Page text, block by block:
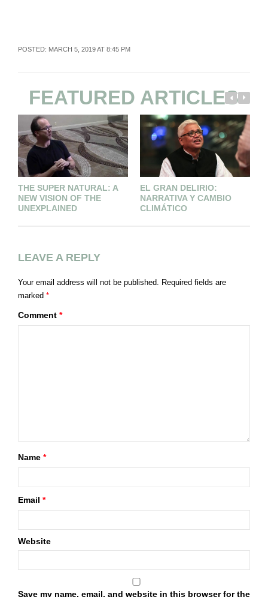
POSTED: MARCH 5, 2019 AT 8:45 PM
FEATURED ARTICLES
THE SUPER NATURAL: A
NEW VISION OF THE
UNEXPLAINED
EL GRAN DELIRIO:
NARRATIVA Y CAMBIO
CLIMÁTICO
LEAVE A REPLY
Your email address will not be published. Required fields are
marked *
Comment *
Name *
Email *
Website
Save my name, email, and website in this browser for the